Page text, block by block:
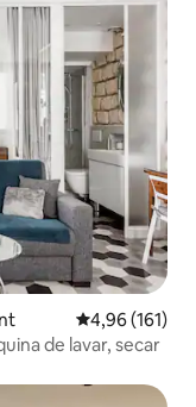
4,96 de uma
4,96 (161)
de lavar, secar